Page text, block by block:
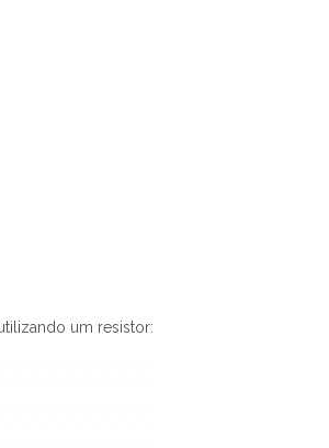
um resistor: